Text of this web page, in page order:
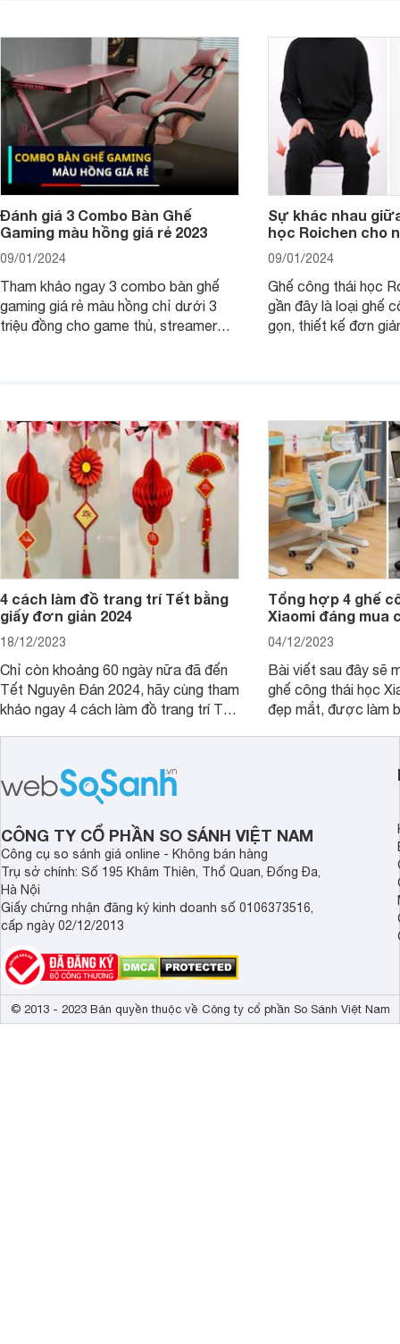
ưu điểm của từng thương hiệu chăn
ga gối đệm để biết tại sao nên mua
nhé!
Đánh giá 3 Combo Bàn Ghế
Gaming màu hồng giá rẻ 2023
09/01/2024
Tham khảo ngay 3 combo bàn ghế
gaming giá rẻ màu hồng chỉ dưới 3
triệu đồng cho game thủ, streamer
Sự khác nhau
học Roichen cho
09/01/2024
Ghế công thái học
gần đây là loại ghế
gọn, thiết kế đơn
4 cách làm đồ trang trí Tết bằng
giấy đơn giản 2024
18/12/2023
Chỉ còn khoảng 60 ngày nữa đã đến
Tết Nguyên Đán 2024, hãy cùng tham
khảo ngay 4 cách làm đồ trang trí Tết
Tổng hợp 4 ghế
Xiaomi đáng mua
04/12/2023
Bài viết sau đây sẽ
ghế công thái học
đẹp mắt, được làm
CÔNG TY CỔ PHẦN SO SÁNH VIỆT NAM
Công cụ so sánh giá online - Không bán hàng
Trụ sở chính: Số 195 Khâm Thiên, Thổ Quan, Đống Đa,
Hà Nội
Giấy chứng nhận đăng ký kinh doanh số 0106373516,
cấp ngày 02/12/2013
© 2013 - 2023 Bản quyền thuộc về Công ty cổ phần So Sánh Việt Nam